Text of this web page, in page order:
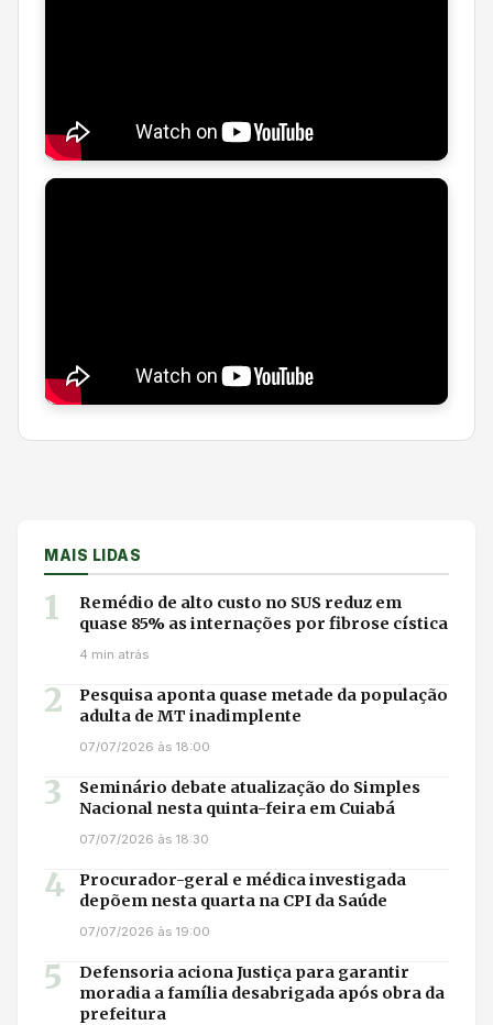
MAIS LIDAS
1
Remédio de alto custo no SUS reduz em
quase 85% as internações por fibrose cística
4 min atrás
2
Pesquisa aponta quase metade da população
adulta de MT inadimplente
07/07/2026 às 18:00
3
Seminário debate atualização do Simples
Nacional nesta quinta-feira em Cuiabá
07/07/2026 às 18:30
4
Procurador-geral e médica investigada
depõem nesta quarta na CPI da Saúde
07/07/2026 às 19:00
5
Defensoria aciona Justiça para garantir
moradia a família desabrigada após obra da
prefeitura